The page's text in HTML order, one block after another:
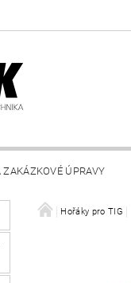
ZAKÁZKOVÉ ÚPRAVY
Hořáky pro TIG